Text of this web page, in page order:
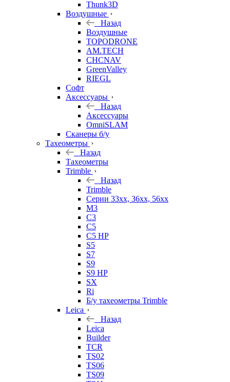
Thunk3D
Воздушные
Назад
Воздушные
TOPODRONE
AM.TECH
CHCNAV
GreenValley
RIEGL
Софт
Аксессуары
Назад
Аксессуары
OmniSLAM
Сканеры б/у
Тахеометры
Назад
Тахеометры
Trimble
Назад
Trimble
Серии 33xx, 36xx, 56xx
M3
C3
C5
C5 HP
S5
S7
S9
S9 HP
SX
Ri
Б/у тахеометры Trimble
Leica
Назад
Leica
Builder
TCR
TS02
TS06
TS09